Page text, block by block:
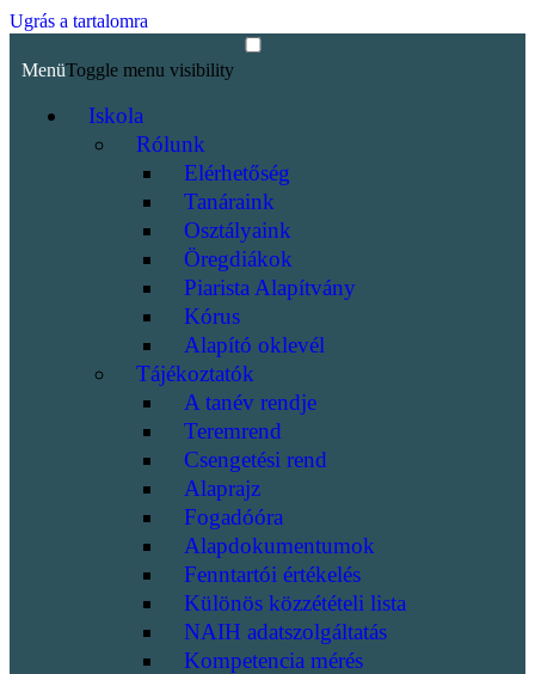
Ugrás a tartalomra
MenüToggle menu visibility
Iskola
Rólunk
Elérhetőség
Tanáraink
Osztályaink
Öregdiákok
Piarista Alapítvány
Kórus
Alapító oklevél
Tájékoztatók
A tanév rendje
Teremrend
Csengetési rend
Alaprajz
Fogadóóra
Alapdokumentumok
Fenntartói értékelés
Különös közzétételi lista
NAIH adatszolgáltatás
Kompetencia mérés